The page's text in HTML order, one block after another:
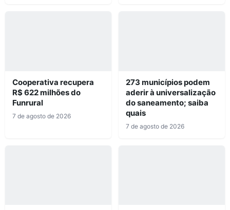
Cooperativa recupera
R$ 622 milhões do
Funrural
7 de agosto de 2026
273 municípios podem
aderir à universalização
do saneamento; saiba
quais
7 de agosto de 2026